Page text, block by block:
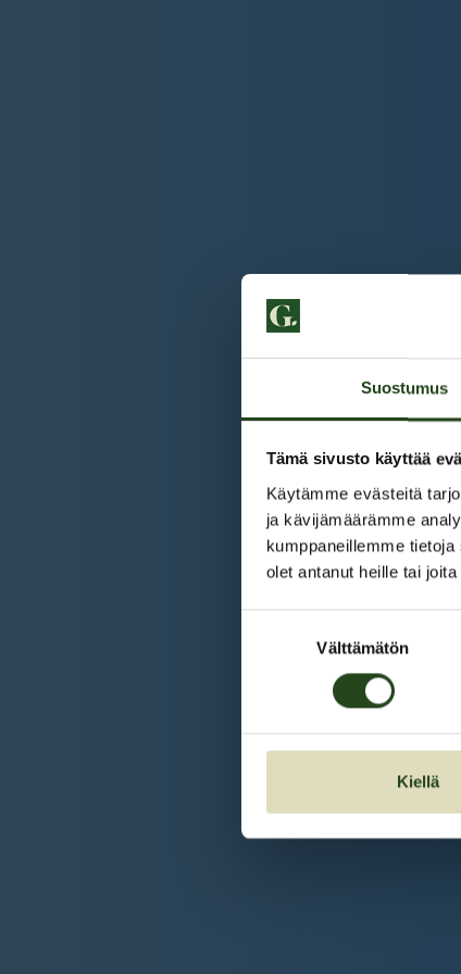
Suostumus
Tämä sivusto käyttää
Käytämme evästeitä
ja kävijämäärämme
kumppaneillemme
olet antanut heille tai
Välttämätön
Kiellä